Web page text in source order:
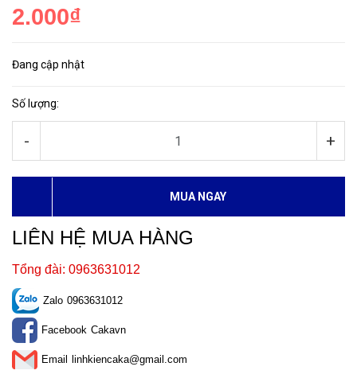
2.000₫
Đang cập nhật
Số lượng:
- +
MUA NGAY
LIÊN HỆ MUA HÀNG
Tổng đài: 0963631012
Zalo 0963631012
Facebook Cakavn
Email linhkiencaka@gmail.com